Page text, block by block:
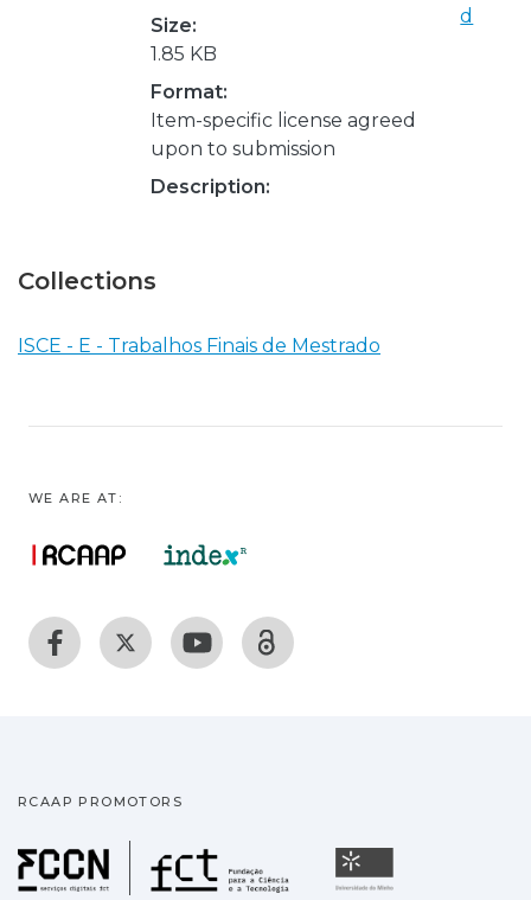
Size:
1.85 KB
Format:
Item-specific license agreed
upon to submission
Description:
d
Collections
ISCE - E - Trabalhos Finais de Mestrado
WE ARE AT:
RCAAP PROMOTORS
Fundação para a